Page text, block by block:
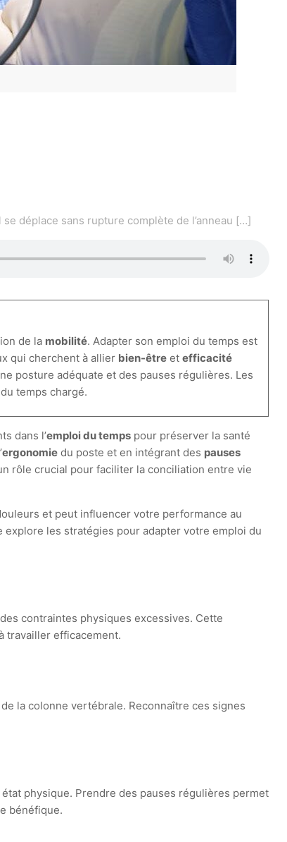
déplace sans rupture complète de l’anneau […]
de la mobilité. Adapter son emploi du temps est
qui cherchent à allier bien-être etefficacité
posture adéquate et des pauses régulières. Les
temps chargé.
dans l’emploi du temps pour préserver la santé
ergonomie du poste et en intégrant des pauses
rôle crucial pour faciliter la conciliation entre vie
et peut influencer votre performance au
les stratégies pour adapter votre emploi du
contraintes physiques excessives. Cette
travailler efficacement.
la colonne vertébrale. Reconnaître ces signes
physique. Prendre des pauses régulières permet
bénéfique.